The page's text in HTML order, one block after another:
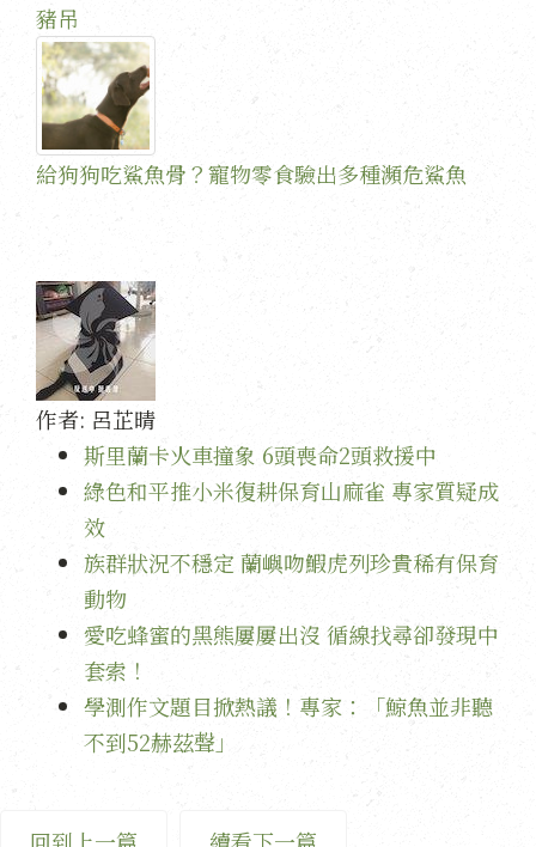
豬吊
給狗狗吃鯊魚骨？寵物零食驗出多種瀕危鯊魚
作者: 呂芷晴
斯里蘭卡火車撞象 6頭喪命2頭救援中
綠色和平推小米復耕保育山麻雀 專家質疑成
效
族群狀況不穩定 蘭嶼吻鰕虎列珍貴稀有保育
動物
愛吃蜂蜜的黑熊屢屢出沒 循線找尋卻發現中
套索！
學測作文題目掀熱議！專家：「鯨魚並非聽
不到52赫茲聲」